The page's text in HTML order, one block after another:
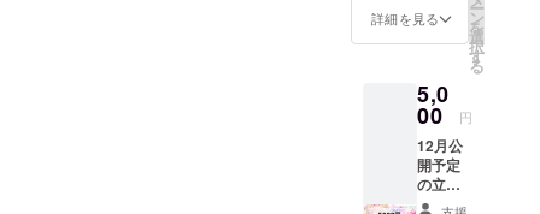
ヘッ
ダー
ファミ
リー
マート
で印刷
できる
ネット
プリン
詳細を見る ー
ン
を
選
択
す
る
5,0
00 円
12月公
開予定
の立ち
絵を先